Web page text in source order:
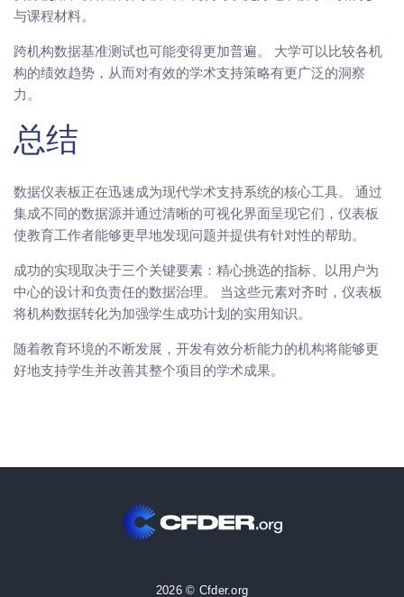
与课程材料。
跨机构数据基准测试也可能变得更加普遍。 大学可以比较各机
构的绩效趋势，从而对有效的学术支持策略有更广泛的洞察
力。
总结
数据仪表板正在迅速成为现代学术支持系统的核心工具。 通过
集成不同的数据源并通过清晰的可视化界面呈现它们，仪表板
使教育工作者能够更早地发现问题并提供有针对性的帮助。
成功的实现取决于三个关键要素：精心挑选的指标、以用户为
中心的设计和负责任的数据治理。 当这些元素对齐时，仪表板
将机构数据转化为加强学生成功计划的实用知识。
随着教育环境的不断发展，开发有效分析能力的机构将能够更
好地支持学生并改善其整个项目的学术成果。
2026 © Cfder.org